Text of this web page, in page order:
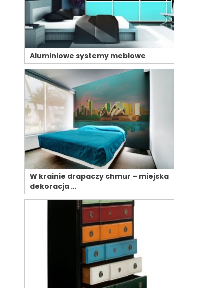
Aluminiowe systemy meblowe
W krainie drapaczy chmur – miejska
dekoracja …